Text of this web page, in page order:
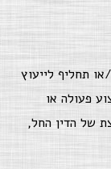
תחליף לייעוץ
פעולה או
של הדין החל,